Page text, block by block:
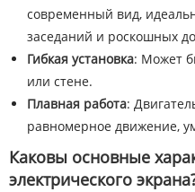
современный вид,
заседаний и роскошных
Гибкая установка: Может
или стене.
Плавная работа:
равномерное движение,
Каковы основные
электрического